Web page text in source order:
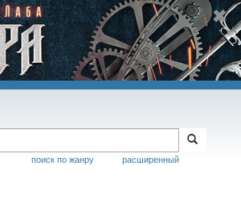
расширенный
поиск по жанру